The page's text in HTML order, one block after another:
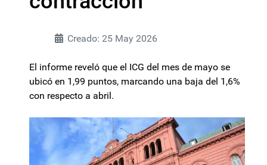
Creado: 25 May 2026
El informe reveló que el ICG del mes de mayo se
ubicó en 1,99 puntos, marcando una baja del 1,6%
con respecto a abril.